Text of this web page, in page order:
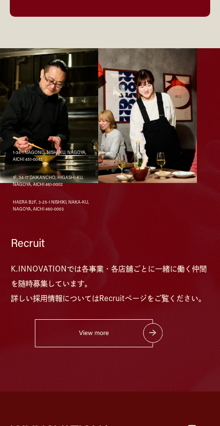
1-34-1 NAGONO, NISHI-KU, NAGOYA,
AICHI 451-0042
1F, 34-17 DAIKANCHO, HIGASHI-KU,
NAGOYA, AICHI 461-0002
HAERA B2F, 3-25-1 NISHIKI, NAKA-KU,
NAGOYA, AICHI 460-0003
Recruit
K.INNOVATIONでは各事業・各店舗ごとに⼀緒に働く仲間
を随時募集しています。
詳しい採⽤情報については Recruitページをご覧ください。